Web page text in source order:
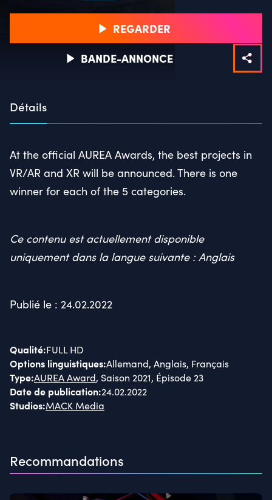
REGARDER
BANDE-ANNONCE
Détails
At the official AUREA Awards, the best projects in
VR/AR and XR will be announced. There is one
winner for each of the 5 categories.
Ce contenu est actuellement disponible
uniquement dans la langue suivante : Anglais
Publié le : 24.02.2022
Qualité:FULL HD
Options linguistiques:Allemand, Anglais, Français
Type:AUREA Award, Saison 2021, Épisode 23
Date de publication:24.02.2022
Studios:MACK Media
Recommandations